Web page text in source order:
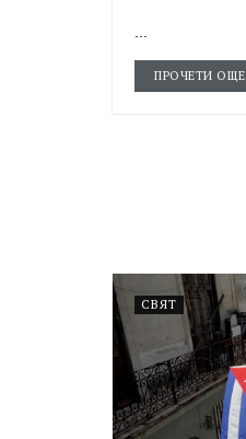
ПРОЧЕТИ ОЩЕ
СВЯТ